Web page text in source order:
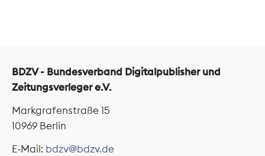
BDZV - Bundesverband Digitalpublisher und
Zeitungsverleger e.V.
Markgrafenstraße 15
10969 Berlin
E-Mail: bdzv@bdzv.de